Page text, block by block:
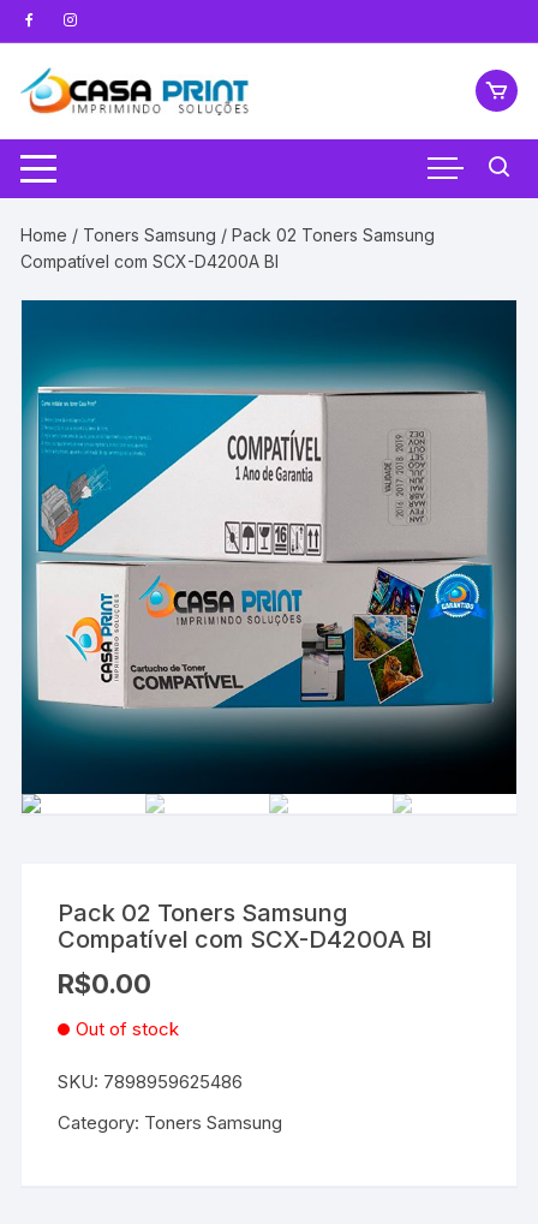
Pular
para
conteúdo
Home / Toners Samsung / Pack 02 Toners Samsung
Compatível com SCX-D4200A Bl
Pack 02 Toners Samsung
Compatível com SCX-D4200A Bl
R$0.00
Out of stock
SKU: 7898959625486
Category: Toners Samsung